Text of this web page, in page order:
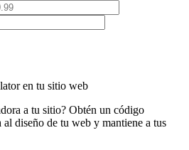
en tu sitio web
a tu sitio? Obtén un código
al diseño de tu web y mantiene a tus